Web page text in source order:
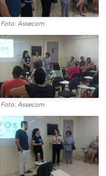
Foto: Assecom
Foto: Assecom